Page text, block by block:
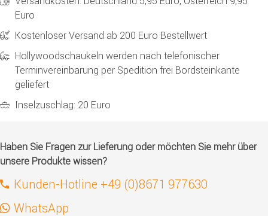
Euro
Kostenloser Versand ab 200 Euro Bestellwert
Hollywoodschaukeln werden nach telefonischer
Terminvereinbarung per Spedition frei Bordsteinkante
geliefert
Inselzuschlag: 20 Euro
Haben Sie Fragen zur Lieferung oder möchten Sie mehr über
unsere Produkte wissen?
Kunden-Hotline +49 (0)8671 977630
WhatsApp